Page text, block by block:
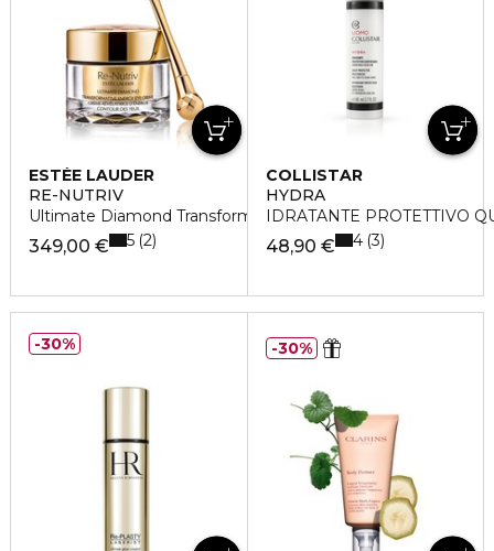
ESTÉE LAUDER
RE-NUTRIV
Ultimate Diamond Transformative Eye Creme
349,00 € 5 2
COLLISTAR
HYDRA
IDRATANTE PROTETTIVO
48,90 € 4 3
30% 30%